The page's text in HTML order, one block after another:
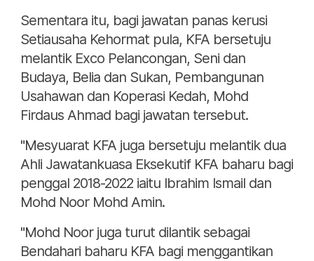
Sementara itu, bagi jawatan panas kerusi
Setiausaha Kehormat pula, KFA bersetuju
melantik Exco Pelancongan, Seni dan
Budaya, Belia dan Sukan, Pembangunan
Usahawan dan Koperasi Kedah, Mohd
Firdaus Ahmad bagi jawatan tersebut.
"Mesyuarat KFA juga bersetuju melantik dua
Ahli Jawatankuasa Eksekutif KFA baharu bagi
penggal 2018-2022 iaitu Ibrahim Ismail dan
Mohd Noor Mohd Amin.
"Mohd Noor juga turut dilantik sebagai
Bendahari baharu KFA bagi menggantikan